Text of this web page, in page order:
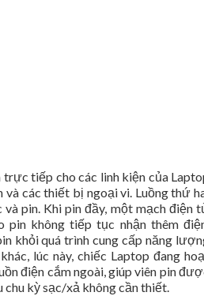
tiếp cho các linh kiện của
và các thiết bị ngoại vi. Luồng thứ
pin. Khi pin đầy, một mạch điện
pin không tiếp tục nhận thêm
khỏi quá trình cung cấp năng
lúc này, chiếc Laptop đang
điện cắm ngoài, giúp viên pin
chu kỳ sạc/xả không cần thiết.